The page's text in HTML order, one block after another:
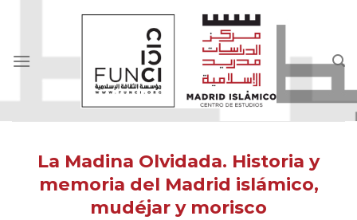
La Madina Olvidada. Historia y
memoria del Madrid islámico,
mudéjar y morisco